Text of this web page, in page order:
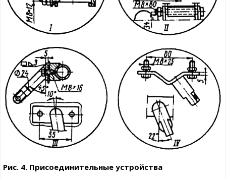
Рис. 4. Присоединительные устройства